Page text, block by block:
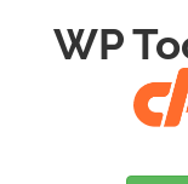
WP